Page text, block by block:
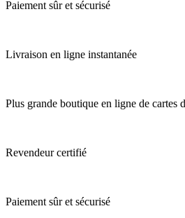
Paiement sûr et sécurisé
Livraison en ligne instantanée
Plus grande boutique en ligne de cartes
Revendeur certifié
Paiement sûr et sécurisé